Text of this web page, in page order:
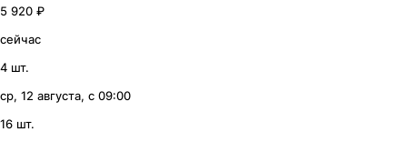
5 920 ₽
сейчас
4 шт.
ср, 12 августа, с 09:00
16 шт.